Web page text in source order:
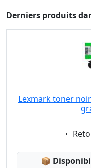
Derniers produits
Lexmark toner noir
📦